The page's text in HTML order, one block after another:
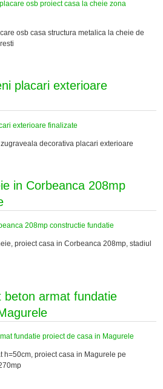
osb casa structura metalica la cheie de
placari exterioare
decorativa placari exterioare
in Corbeanca 208mp
proiect casa in Corbeanca 208mp, stadiul
beton armat fundatie
h=50cm, proiect casa in Magurele pe